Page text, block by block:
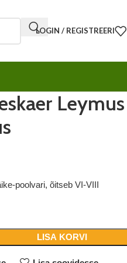
LOGIN / REGISTREERI
Leymus
poolvari, õitseb VI-VIII
LISA KORVI